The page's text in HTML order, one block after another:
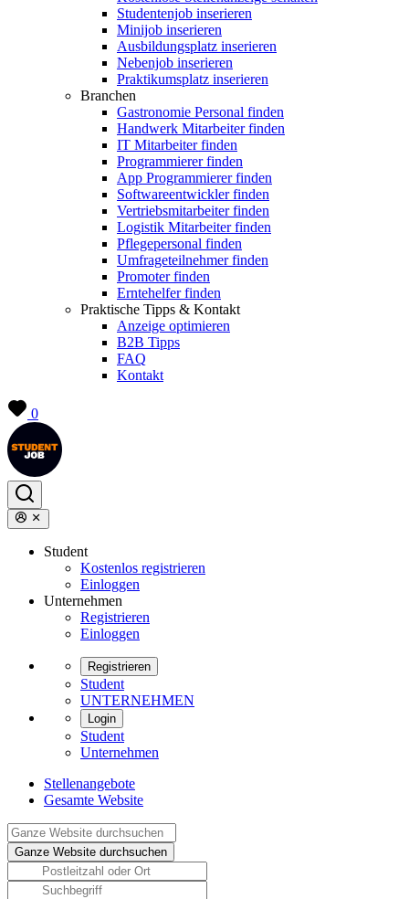
Studentenjob inserieren
Minijob inserieren
Ausbildungsplatz inserieren
Nebenjob inserieren
Praktikumsplatz inserieren
Branchen
Gastronomie Personal finden
Handwerk Mitarbeiter finden
IT Mitarbeiter finden
Programmierer finden
App Programmierer finden
Softwareentwickler finden
Vertriebsmitarbeiter finden
Logistik Mitarbeiter finden
Pflegepersonal finden
Umfrageteilnehmer finden
Promoter finden
Erntehelfer finden
Praktische Tipps & Kontakt
Anzeige optimieren
B2B Tipps
FAQ
Kontakt
0
Student
Kostenlos registrieren
Einloggen
Unternehmen
Registrieren
Einloggen
Registrieren
Student
UNTERNEHMEN
Login
Student
Unternehmen
Stellenangebote
Gesamte Website